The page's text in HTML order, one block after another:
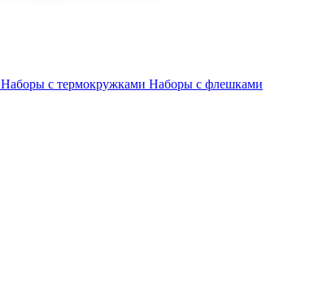
Наборы с термокружками Наборы с флешками